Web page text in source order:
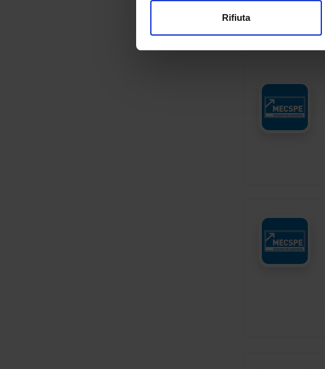
Rifiuta